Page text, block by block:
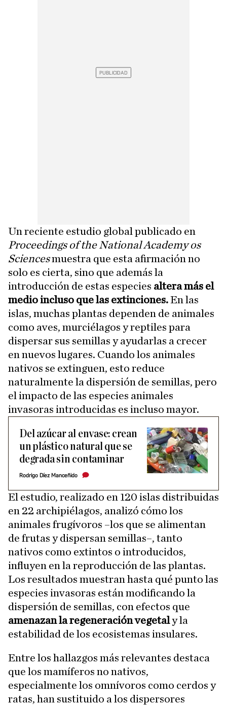
Un reciente estudio global publicado en
Proceedings of the National Academy os
Sciencesmuestra que esta afirmación no
solo es cierta, sino que además la
introducción de estas especies altera más el
medio incluso que las extinciones.En las
islas, muchas plantas dependen de animales
como aves, murciélagos y reptiles para
dispersar sus semillas y ayudarlas a crecer
en nuevos lugares. Cuando los animales
nativos se extinguen, esto reduce
naturalmente la dispersión de semillas, pero
el impacto de las especies animales
invasoras introducidas es incluso mayor.
Del azúcar al envase: crean
un plástico natural que se
degrada sin contaminar
Rodrigo Díez Manceñido
El estudio, realizado en 120 islas distribuidas
en 22 archipiélagos, analizó cómo los
animales frugívoros –los que se alimentan
de frutas y dispersan semillas–, tanto
nativos como extintos o introducidos,
influyen en la reproducción de las plantas.
Los resultados muestran hasta qué punto las
especies invasoras están modificando la
dispersión de semillas, con efectos que
amenazan la regeneración vegetaly la
estabilidad de los ecosistemas insulares.
Entre los hallazgos más relevantes destaca
que los mamíferos no nativos,
especialmente los omnívoros como cerdos y
ratas, han sustituido a los dispersores